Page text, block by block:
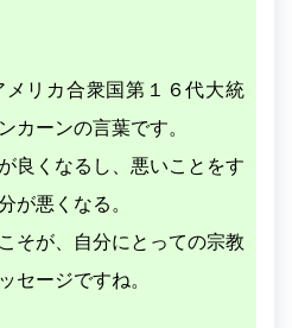
リカ合衆国第１６代大統
ーンの言葉です。
良くなるし、悪いことをす
が悪くなる。
そが、自分にとっての宗教
セージですね。